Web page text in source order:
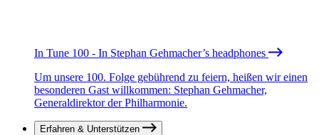
In Tune 100 - In Stephan Gehmacher’s headphones
Um unsere 100. Folge gebührend zu feiern, heißen wir einen
besonderen Gast willkommen: Stephan Gehmacher,
Generaldirektor der Philharmonie.
Erfahren & Unterstützen